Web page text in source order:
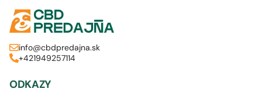
info@cbdpredajna.sk
+421949257114
ODKAZY